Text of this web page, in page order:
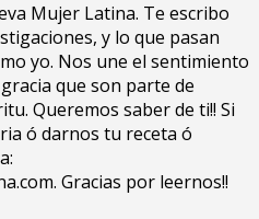
Mujer Latina. Te escribo
y lo que pasan
yo. Nos une el sentimiento
que son parte de
Queremos saber de ti!! Si
ó darnos tu receta ó
Gracias por leernos!!